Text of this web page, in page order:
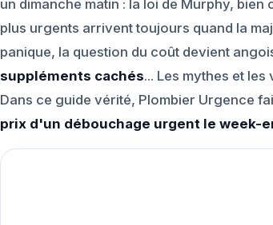
un dimanche matin : la loi de Murphy,
plus urgents arrivent toujours quand la
panique, la question du coût devient
suppléments cachés... Les mythes et
Dans ce guide vérité, Plombier Urgence
prix d'un débouchage urgent le week-